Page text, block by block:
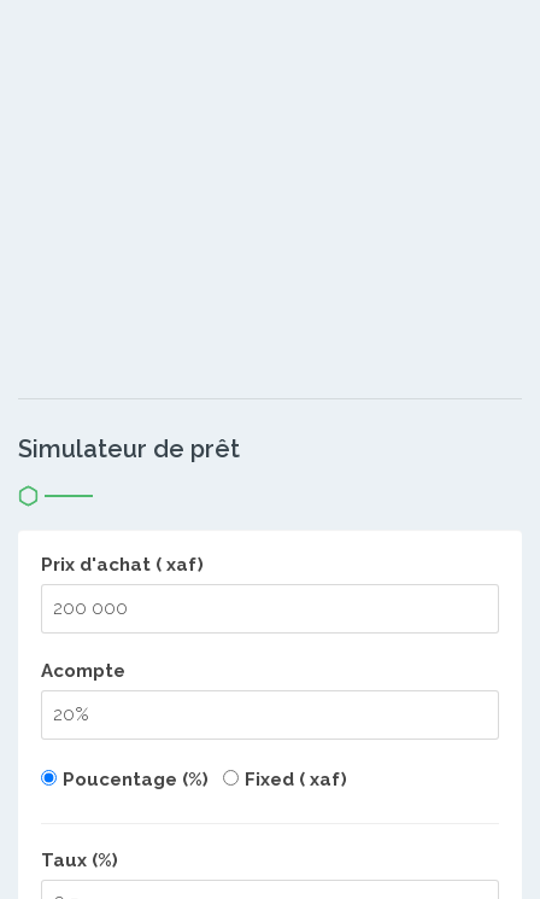
Simulateur de prêt
Prix d'achat ( xaf)
Acompte
Poucentage (%) Fixed ( xaf)
Taux (%)